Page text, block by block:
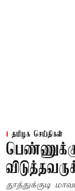
தமிழக செய்திகள்
தூத்துக்குடி